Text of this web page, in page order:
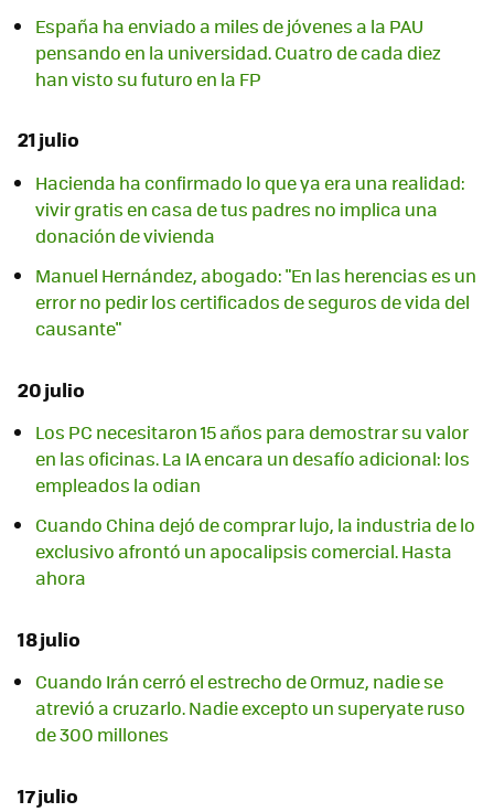
España ha enviado a miles de jóvenes a la PAU
pensando en la universidad. Cuatro de cada diez
han visto su futuro en la FP
21 julio
Hacienda ha confirmado lo que ya era una realidad:
vivir gratis en casa de tus padres no implica una
donación de vivienda
Manuel Hernández, abogado: "En las herencias es un
error no pedir los certificados de seguros de vida del
causante"
20 julio
Los PC necesitaron 15 años para demostrar su valor
en las oficinas. La IA encara un desafío adicional: los
empleados la odian
Cuando China dejó de comprar lujo, la industria de lo
exclusivo afrontó un apocalipsis comercial. Hasta
ahora
18 julio
Cuando Irán cerró el estrecho de Ormuz, nadie se
atrevió a cruzarlo. Nadie excepto un superyate ruso
de 300 millones
17 julio